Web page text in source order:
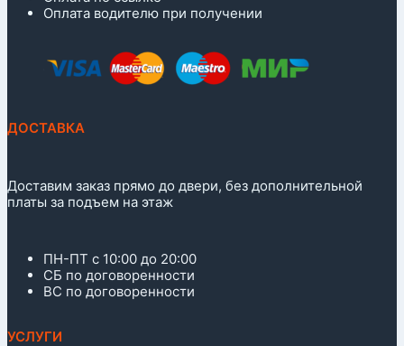
Оплата водителю при получении
ДОСТАВКА
Доставим заказ прямо до двери, без дополнительной
платы за подъем на этаж
ПН-ПТ с 10:00 до 20:00
СБ по договоренности
ВС по договоренности
УСЛУГИ